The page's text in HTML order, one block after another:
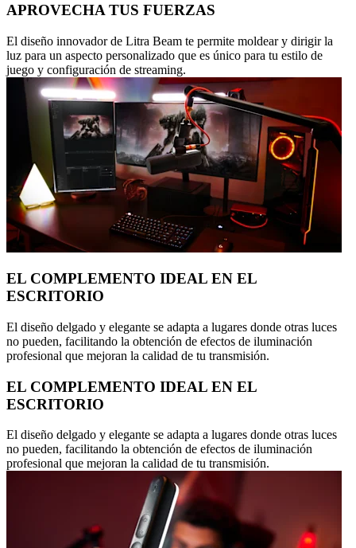
APROVECHA TUS FUERZAS
El diseño innovador de Litra Beam te permite moldear y dirigir la
luz para un aspecto personalizado que es único para tu estilo de
juego y configuración de streaming.
EL COMPLEMENTO IDEAL EN EL
ESCRITORIO
El diseño delgado y elegante se adapta a lugares donde otras luces
no pueden, facilitando la obtención de efectos de iluminación
profesional que mejoran la calidad de tu transmisión.
EL COMPLEMENTO IDEAL EN EL
ESCRITORIO
El diseño delgado y elegante se adapta a lugares donde otras luces
no pueden, facilitando la obtención de efectos de iluminación
profesional que mejoran la calidad de tu transmisión.